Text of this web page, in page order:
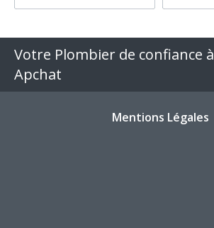
Votre Plombier de confiance à
Apchat
Mentions Légales